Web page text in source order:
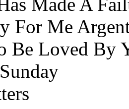
For Me
Be Loved By